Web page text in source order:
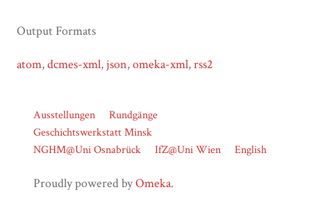
Output Formats
atom,dcmes-xml, json,omeka-xml,rss2
Ausstellungen
Rundgänge
Geschichtswerkstatt Minsk
NGHM@Uni Osnabrück
IfZ@Uni Wien English
Proudly powered byOmeka.